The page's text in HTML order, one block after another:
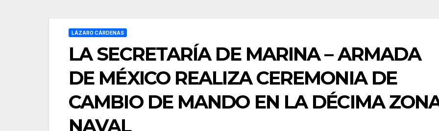
LÁZARO CÁRDENAS
LA SECRETARÍA DE MARINA – ARMADA
DE MÉXICO REALIZA CEREMONIA DE
CAMBIO DE MANDO EN LA DÉCIMA
NAVAL